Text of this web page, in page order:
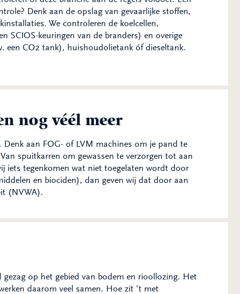
Denk aan de opslag van gevaarlijke stoffen,
We controleren de koelcellen,
SCIOS-keuringen van de branders) en overige
een CO2 tank), huishoudolietank óf dieseltank.
nog véél meer
aan FOG- of LVM machines om je pand te
spuitkarren om gewassen te verzorgen tot aan
iets tegenkomen wat niet toegelaten wordt door
en biociden), dan geven wij dat door aan
(NVWA).
gezag op het gebied van bodem en rioollozing. Het
daarom veel samen. Hoe zit ’t met